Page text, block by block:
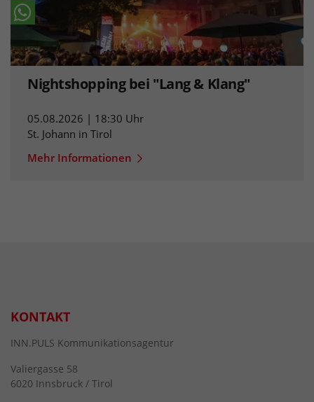
Nightshopping bei "Lang & Klang"
05.08.2026 | 18:30 Uhr
St. Johann in Tirol
Mehr Informationen
KONTAKT
INN.PULS Kommunikationsagentur
Valiergasse 58
6020 Innsbruck / Tirol